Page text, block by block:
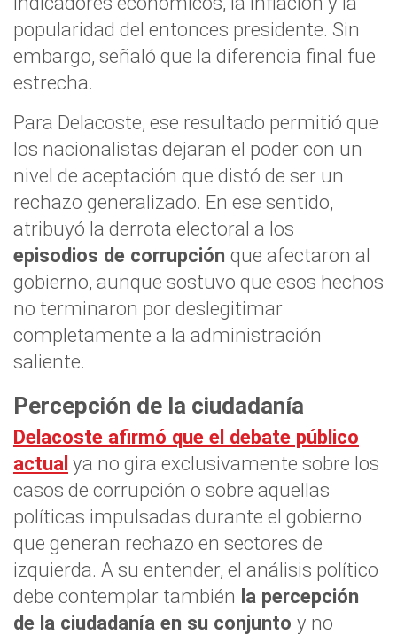
popularidad del entonces presidente. Sin
embargo, señaló que la diferencia final fue
estrecha.
Para Delacoste, ese resultado permitió que
los nacionalistas dejaran el poder con un
nivel de aceptación que distó de ser un
rechazo generalizado. En ese sentido,
atribuyó la derrota electoral a los
episodios de corrupción que afectaron al
gobierno, aunque sostuvo que esos hechos
no terminaron por deslegitimar
completamente a la administración
saliente.
Percepción de la ciudadanía
Delacoste afirmó que el debate público
actualya no gira exclusivamente sobre los
casos de corrupción o sobre aquellas
políticas impulsadas durante el gobierno
que generan rechazo en sectores de
izquierda. A su entender, el análisis político
debe contemplar también la percepción
de la ciudadanía en su conjunto y no